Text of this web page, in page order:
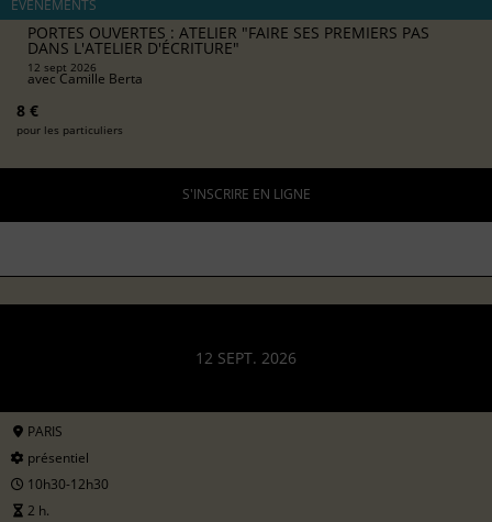
ÉVÉNEMENTS
PORTES OUVERTES : ATELIER "FAIRE SES PREMIERS PAS
DANS L'ATELIER D'ÉCRITURE"
12 sept 2026
avecCamille Berta
8 €
pour les particuliers
S'INSCRIRE EN LIGNE
12 SEPT. 2026
PARIS
présentiel
10h30-12h30
2 h.